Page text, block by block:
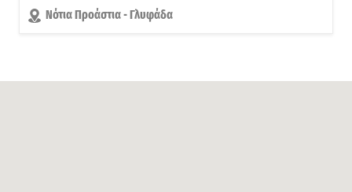
Νότια Προάστια - Γλυφάδα